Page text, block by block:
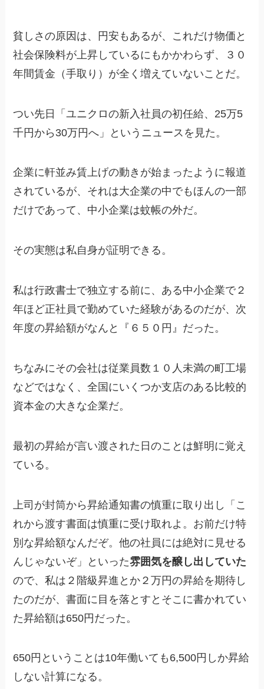
貧しさの原因は、円安もあるが、これだけ物価と
社会保険料が上昇しているにもかかわらず、３０
年間賃金（手取り）が全く増えていないことだ。
つい先日「ユニクロの新入社員の初任給、25万5
千円から30万円へ」というニュースを見た。
企業に軒並み賃上げの動きが始まったように報道
されているが、それは大企業の中でもほんの一部
だけであって、中小企業は蚊帳の外だ。
その実態は私自身が証明できる。
私は行政書士で独立する前に、ある中小企業で２
年ほど正社員で勤めていた経験があるのだが、次
年度の昇給額がなんと『６５０円』だった。
ちなみにその会社は従業員数１０人未満の町工場
などではなく、全国にいくつか支店のある比較的
資本金の大きな企業だ。
最初の昇給が言い渡された日のことは鮮明に覚え
ている。
上司が封筒から昇給通知書の慎重に取り出し「こ
れから渡す書面は慎重に受け取れよ。お前だけ特
別な昇給額なんだぞ。他の社員には絶対に見せる
んじゃないぞ」といった雰囲気を醸し出していた
ので、私は２階級昇進とか２万円の昇給を期待し
たのだが、書面に目を落とすとそこに書かれてい
た昇給額は650円だった。
650円ということは10年働いても6,500円しか昇給
しない計算になる。